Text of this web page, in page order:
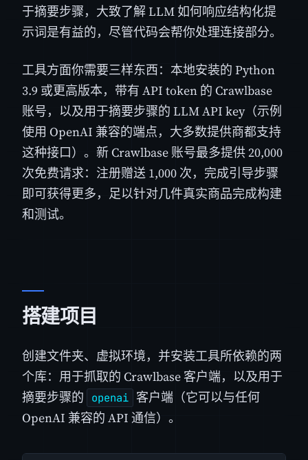
于摘要步骤，大致了解 LLM 如何响应结构化提
示词是有益的，尽管代码会帮你处理连接部分。
工具方面你需要三样东西：本地安装的 Python
3.9 或更高版本，带有 API token 的 Crawlbase
账号，以及用于摘要步骤的 LLM API key（示例
使用 OpenAI 兼容的端点，大多数提供商都支持
这种接口）。新 Crawlbase 账号最多提供 20,000
次免费请求：注册赠送 1,000 次，完成引导步骤
即可获得更多，足以针对几件真实商品完成构建
和测试。
搭建项目
创建文件夹、虚拟环境，并安装工具所依赖的两
个库：用于抓取的 Crawlbase 客户端，以及用于
摘要步骤的
openai 客户端（它可以与任何
OpenAI 兼容的 API 通信）。